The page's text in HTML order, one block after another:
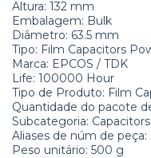
Altura: 132 mm
Embalagem: Bulk
Diâmetro: 63.5 mm
Tipo: Film Capacitors
Marca: EPCOS / TDK
Life: 100000 Hour
Tipo de Produto: Film
Quantidade do pacote
Subcategoria: Capacitors
Aliases de núm de peça:
Peso unitário: 500 g